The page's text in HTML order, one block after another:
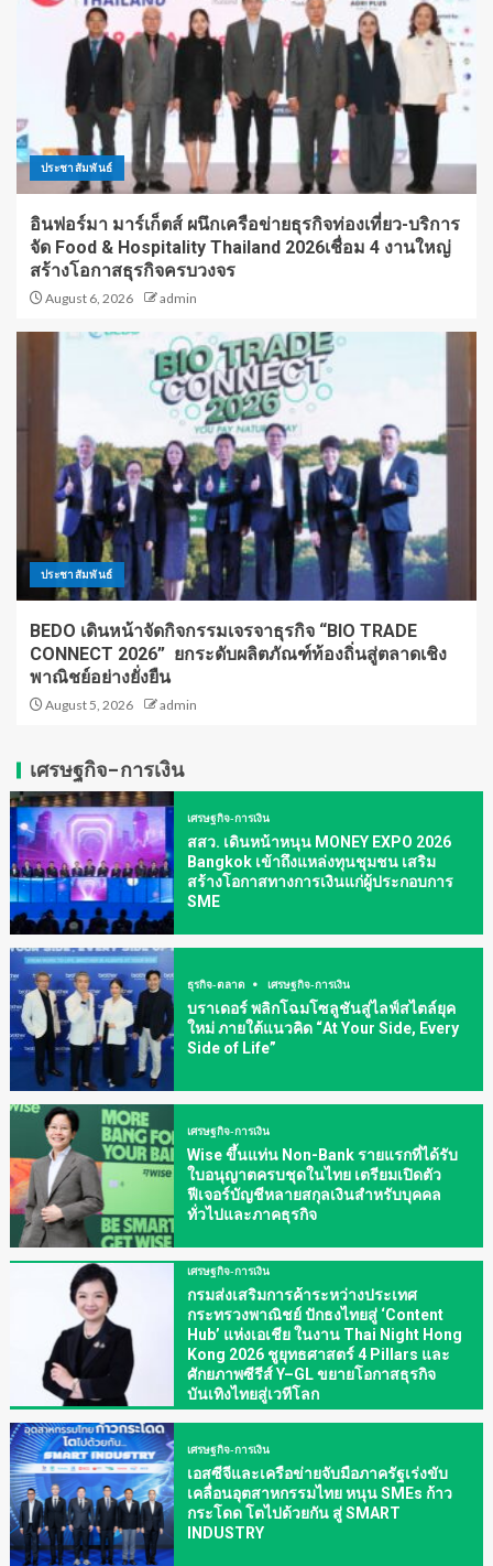
ประชาสัมพันธ์
อินฟอร์มา มาร์เก็ตส์ ผนึกเครือข่ายธุรกิจท่องเที่ยว-บริการ
จัด Food & Hospitality Thailand 2026เชื่อม 4 งานใหญ่
สร้างโอกาสธุรกิจครบวงจร
August 6, 2026 admin
ประชาสัมพันธ์
BEDO เดินหน้าจัดกิจกรรมเจรจาธุรกิจ “BIO TRADE
CONNECT 2026” ยกระดับผลิตภัณฑ์ท้องถิ่นสู่ตลาดเชิง
พาณิชย์อย่างยั่งยืน
August 5, 2026 admin
เศรษฐกิจ-การเงิน
เศรษฐกิจ-การเงิน
สสว. เดินหน้าหนุน MONEY EXPO 2026
Bangkok เข้าถึงแหล่งทุนชุมชน เสริม
สร้างโอกาสทางการเงินแก่ผู้ประกอบการ
SME
ธุรกิจ-ตลาด เศรษฐกิจ-การเงิน
บราเดอร์ พลิกโฉมโซลูชันสู่ไลฟ์สไตล์ยุค
ใหม่ ภายใต้แนวคิด “At Your Side, Every
Side of Life”
เศรษฐกิจ-การเงิน
Wise ขึ้นแท่น Non-Bank รายแรกที่ได้รับ
ใบอนุญาตครบชุดในไทย เตรียมเปิดตัว
ฟีเจอร์บัญชีหลายสกุลเงินสำหรับบุคคล
ทั่วไปและภาคธุรกิจ
เศรษฐกิจ-การเงิน
กรมส่งเสริมการค้าระหว่างประเทศ
กระทรวงพาณิชย์ ปักธงไทยสู่ ‘Content
Hub’ แห่งเอเชีย ในงาน Thai Night Hong
Kong 2026 ชูยุทธศาสตร์ 4 Pillars และ
ศักยภาพซีรีส์ Y–GL ขยายโอกาสธุรกิจ
บันเทิงไทยสู่เวทีโลก
เศรษฐกิจ-การเงิน
เอสซีจีและเครือข่ายจับมือภาครัฐเร่งขับ
เคลื่อนอุตสาหกรรมไทย หนุน SMEs ก้าว
กระโดด โตไปด้วยกัน สู่ SMART
INDUSTRY